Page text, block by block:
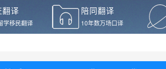
疫苗本翻译
新冠疫苗接种证明翻译
核酸检测报告英文版翻
翻译
学移民翻译
陪同翻译
10年数万场口译